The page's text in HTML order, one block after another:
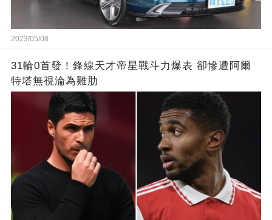
2023/05/08
31輪0首發！鋒線天才帝星戰斗力爆表 卻慘遭阿爾
特塔無視淪為雞肋